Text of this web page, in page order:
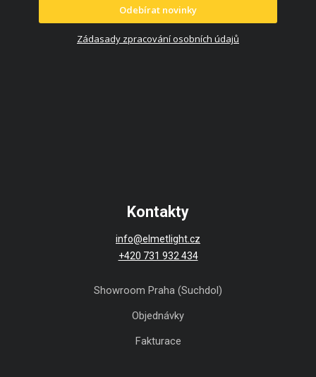
Odebírat novinky
Zádasady zpracování osobních údajů
Kontakty
info@elmetlight.cz
+420 731 932 434
Showroom Praha (Suchdol)
Objednávky
Fakturace